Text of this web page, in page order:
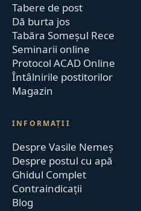
Tabere de post
Dă burta jos
Tabăra Someșul Rece
Seminarii online
Protocol ACAD Online
Întâlnirile postitorilor
Magazin
INFORMAȚII
Despre Vasile Nemeș
Despre postul cu apă
Ghidul Complet
Contraindicații
Blog